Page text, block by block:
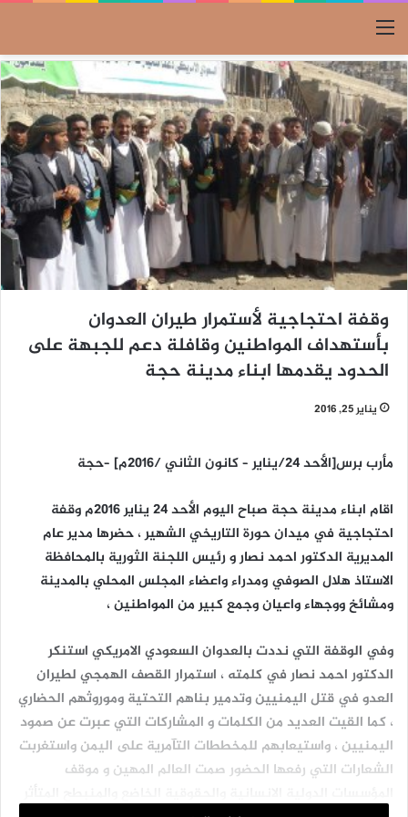
القائمة
وقفة احتجاجية لأستمرار طيران العدوان
بأستهداف المواطنين وقافلة دعم للجبهة على
الحدود يقدمها ابناء مدينة حجة
يناير 25, 2016
مأرب برس[الأحد 24/يناير – كانون الثاني /2016م] –حجة
اقام ابناء مدينة حجة صباح اليوم الأحد 24 يناير 2016م وقفة
احتجاجية في ميدان حورة التاريخي الشهير ، حضرها مدير عام
المديرية الدكتور احمد نصار و رئيس اللجنة الثورية بالمحافظة
الاستاذ هلال الصوفي ومدراء واعضاء المجلس المحلي بالمدينة
ومشائخ ووجهاء واعيان وجمع كبير من المواطنين ،
وفي الوقفة التي نددت بالعدوان السعودي الامريكي استنكر
الدكتور احمد نصار في كلمته ، استمرار القصف الهمجي لطيران
العدو في قتل اليمنيين وتدمير بناهم التحتية وموروثهم الحضاري
، كما القيت العديد من الكلمات و المشاركات التي عبرت عن صمود
اليمنيين ، واستيعابهم للمخططات التآمرية على اليمن واستغربت
الشعارات التي رفعها الحضور صمت العالم المهين و موقف